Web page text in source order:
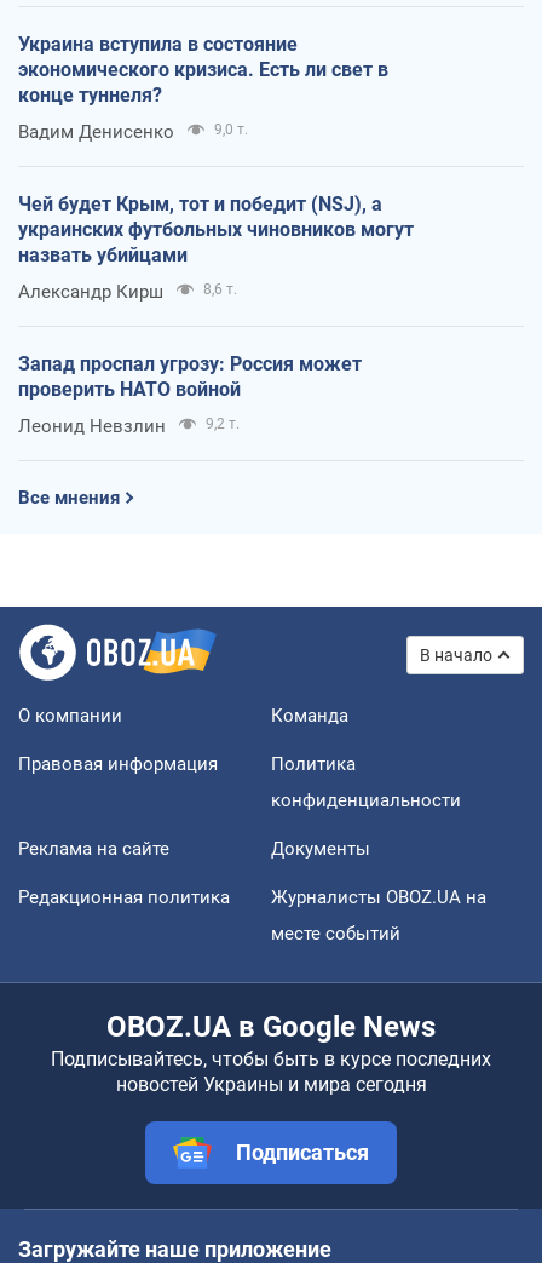
Украина вступила в состояние
экономического кризиса. Есть ли свет в
конце туннеля?
Вадим Денисенко 9,0 т.
Чей будет Крым, тот и победит (NSJ), а
украинских футбольных чиновников могут
назвать убийцами
Александр Кирш 8,6 т.
Запад проспал угрозу: Россия может
проверить НАТО войной
Леонид Невзлин 9,2 т.
Все мнения
В начало
О компании Команда
Правовая информация
Политика
конфиденциальности
Реклама на сайте Документы
Редакционная политика
Журналисты OBOZ.UA на
месте событий
OBOZ.UA в Google News
Подписывайтесь, чтобы быть в курсе последних
новостей Украины и мира сегодня
Подписаться
Загружайте наше приложение